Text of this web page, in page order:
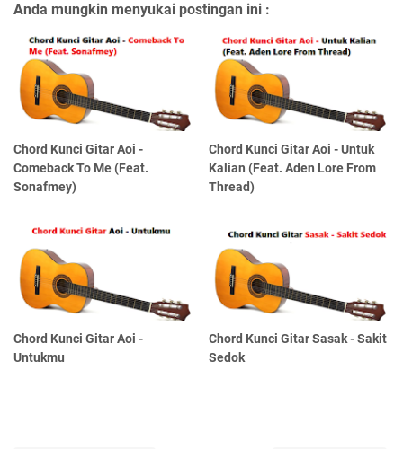
Anda mungkin menyukai postingan ini :
Chord Kunci Gitar Aoi -
Comeback To Me (Feat.
Sonafmey)
Chord Kunci Gitar Aoi - Untuk
Kalian (Feat. Aden Lore From
Thread)
Chord Kunci Gitar Aoi -
Untukmu
Chord Kunci Gitar Sasak - Sakit
Sedok